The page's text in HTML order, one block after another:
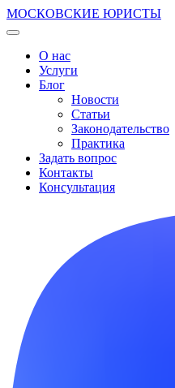
МОСКОВСКИЕ ЮРИСТЫ
О нас
Услуги
Блог
Новости
Статьи
Законодательство
Практика
Задать вопрос
Контакты
Консультация